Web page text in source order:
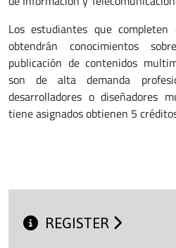
Los estudiantes que
obtendrán conocimientos
publicación de contenidos
son de alta demanda
desarrolladores o diseñadores
tiene asignados obtienen 5
REGISTER